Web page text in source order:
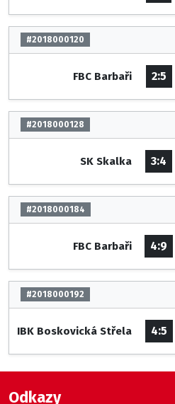
#2018000120
FBC Barbaři 2:5
#2018000128
SK Skalka 3:4
#2018000184
FBC Barbaři 4:9
#2018000192
IBK Boskovická Střela 4:5
Odkazy